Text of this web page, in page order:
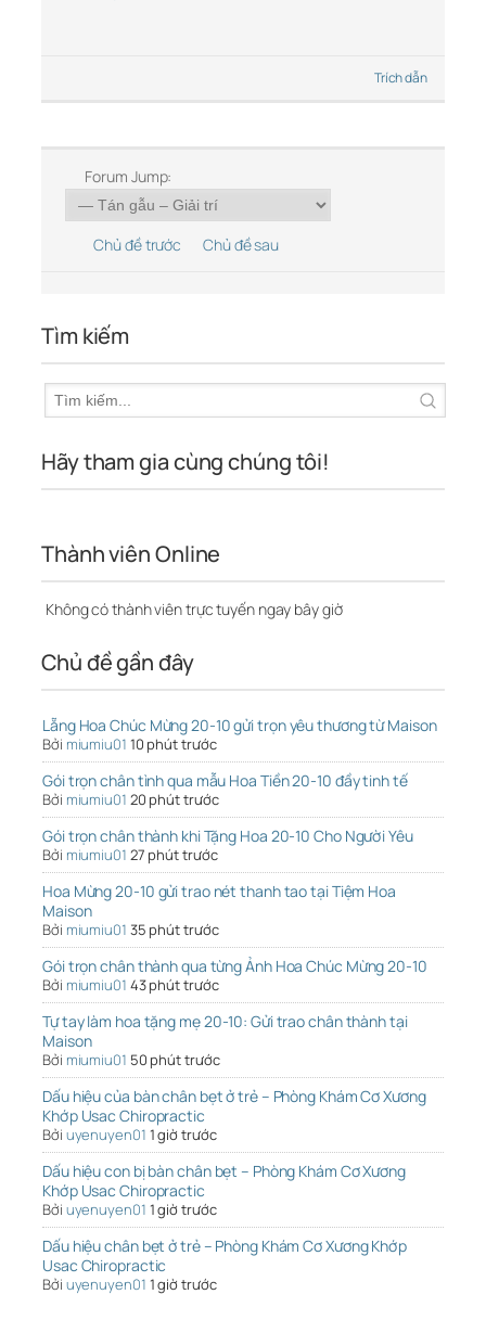
Trích dẫn
Forum Jump:
Chủ đề trước Chủ đề sau
Tìm kiếm
Hãy tham gia cùng chúng tôi!
Thành viên Online
Không có thành viên trực tuyến ngay bây giờ
Chủ đề gần đây
Lẵng Hoa Chúc Mừng 20-10 gửi trọn yêu thương từ Maison
Bởi miumiu01 10 phút trước
Gói trọn chân tình qua mẫu Hoa Tiền 20-10 đầy tinh tế
Bởi miumiu01 20 phút trước
Gói trọn chân thành khi Tặng Hoa 20-10 Cho Người Yêu
Bởi miumiu01 27 phút trước
Hoa Mừng 20-10 gửi trao nét thanh tao tại Tiệm Hoa
Maison
Bởi miumiu01 35 phút trước
Gói trọn chân thành qua từng Ảnh Hoa Chúc Mừng 20-10
Bởi miumiu01 43 phút trước
Tự tay làm hoa tặng mẹ 20-10: Gửi trao chân thành tại
Maison
Bởi miumiu01 50 phút trước
Dấu hiệu của bàn chân bẹt ở trẻ – Phòng Khám Cơ Xương
Khớp Usac Chiropractic
Bởi uyenuyen01 1 giờ trước
Dấu hiệu con bị bàn chân bẹt – Phòng Khám Cơ Xương
Khớp Usac Chiropractic
Bởi uyenuyen01 1 giờ trước
Dấu hiệu chân bẹt ở trẻ – Phòng Khám Cơ Xương Khớp
Usac Chiropractic
Bởi uyenuyen01 1 giờ trước